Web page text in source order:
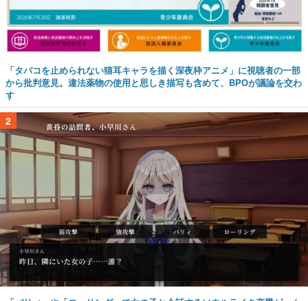
「タバコを止められない猫耳キャラを描く深夜枠アニメ」に視聴者の一部
から批判意見。違法薬物の使用と思しき描写も含めて、BPOが議論を交わ
す
2